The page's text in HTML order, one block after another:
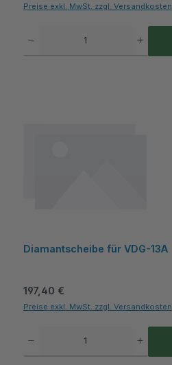
Preise exkl. MwSt. zzgl. Versandkosten
Diamantscheibe für VDG-13A
Regulärer Preis:
197,40 €
Preise exkl. MwSt. zzgl. Versandkosten